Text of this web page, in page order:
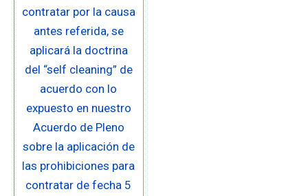
contratar por la causa
antes referida, se
aplicará la doctrina
del “self cleaning” de
acuerdo con lo
expuesto en nuestro
Acuerdo de Pleno
sobre la aplicación de
las prohibiciones para
contratar de fecha 5